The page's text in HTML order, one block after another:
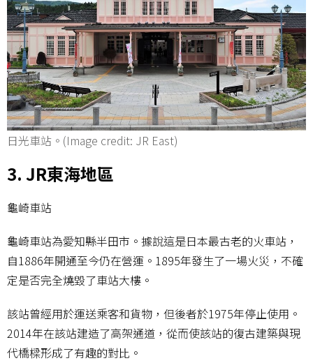
日光車站。(Image credit: JR East)
3. JR東海地區
龜崎車站
龜崎車站為愛知縣半田市。據說這是日本最古老的火車站，
自1886年開通至今仍在營運。1895年發生了一場火災，不確
定是否完全燒毀了車站大樓。
該站曾經用於運送乘客和貨物，但後者於1975年停止使用。
2014年在該站建造了高架通道，從而使該站的復古建築與現
代橋樑形成了有趣的對比。